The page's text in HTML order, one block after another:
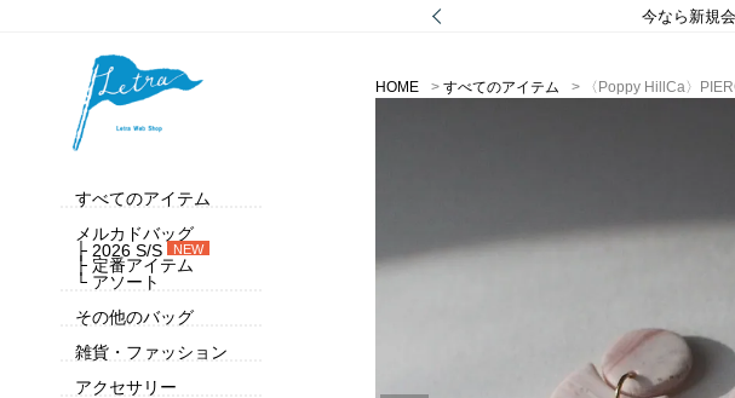
今なら新規
すべてのアイテム
メルカドバッグ
├ 2026 S/S
NEW
├ 定番アイテム
└ アソート
その他のバッグ
雑貨・ファッション
アクセサリー
HOME すべてのアイテム 〈Poppy HillCa〉